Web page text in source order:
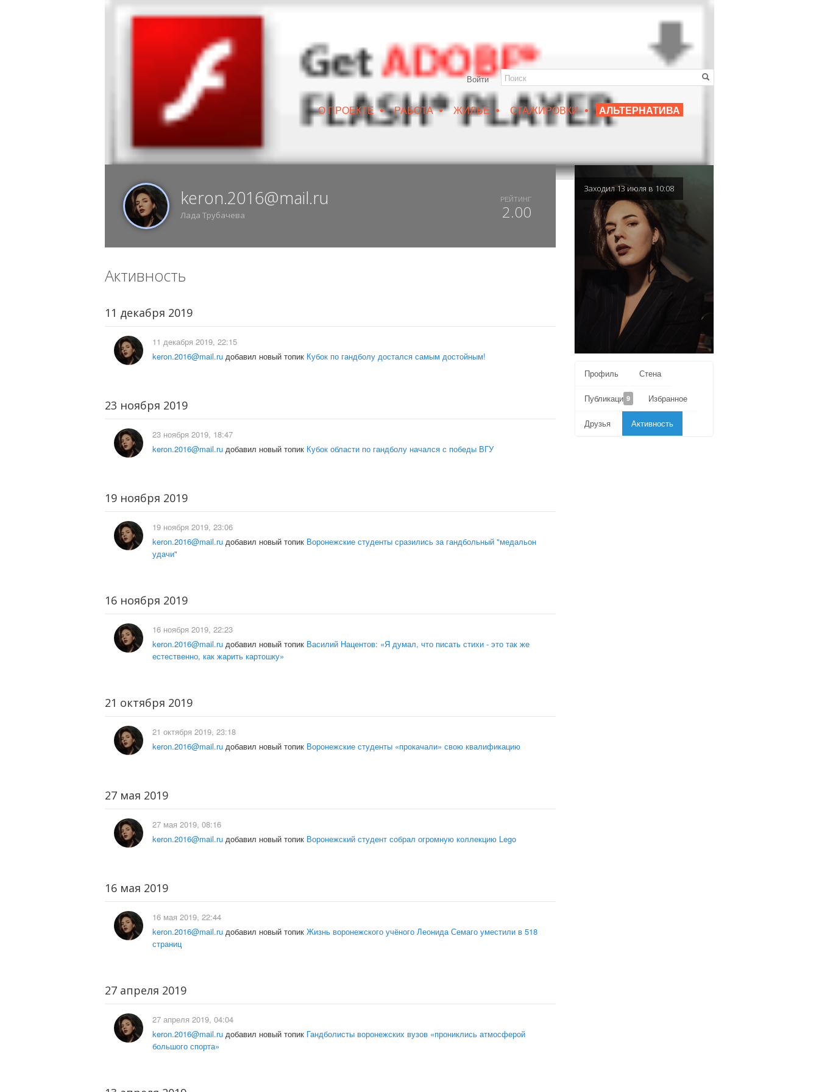
10 АВГУСТА, ПОНЕДЕЛЬНИК, 08:50, ВОРОНЕЖ Войти
О ПРОЕКТЕ • РАБОТА • ЖИЛЬЕ • СТАЖИРОВКИ • АЛЬТЕРНАТИВА
ИЗРУИН/IZRUIN | ВЕСНА 2019 | DUX 20-19 ДОСТУПНЫЙ ВОРОНЕЖ | ЛЮБИМЫЙ ПРЕПОДАВАТЕЛЬ
keron.2016@mail.ru
Лада Трубачева
РЕЙТИНГ
2.00
Активность
11 декабря 2019
11 декабря 2019, 22:15
keron.2016@mail.ru добавил новый топик Кубок по гандболу достался самым достойным!
23 ноября 2019
23 ноября 2019, 18:47
keron.2016@mail.ru добавил новый топик Кубок области по гандболу начался с победы ВГУ
19 ноября 2019
19 ноября 2019, 23:06
keron.2016@mail.ru добавил новый топик Воронежские студенты сразились за гандбольный "медальон
удачи"
16 ноября 2019
16 ноября 2019, 22:23
keron.2016@mail.ru добавил новый топик Василий Нацентов: «Я думал, что писать стихи - это так же
естественно, как жарить картошку»
21 октября 2019
21 октября 2019, 23:18
keron.2016@mail.ru добавил новый топик Воронежские студенты «прокачали» свою квалификацию
27 мая 2019
27 мая 2019, 08:16
keron.2016@mail.ru добавил новый топик Воронежский студент собрал огромную коллекцию Lego
16 мая 2019
16 мая 2019, 22:44
keron.2016@mail.ru добавил новый топик Жизнь воронежского учёного Леонида Семаго уместили в 518
страниц
27 апреля 2019
27 апреля 2019, 04:04
keron.2016@mail.ru добавил новый топик Гандболисты воронежских вузов «прониклись атмосферой
большого спорта»
Заходил 13 июля в 10:08
Профиль Стена
Публикации9 Избранное
Друзья Активность